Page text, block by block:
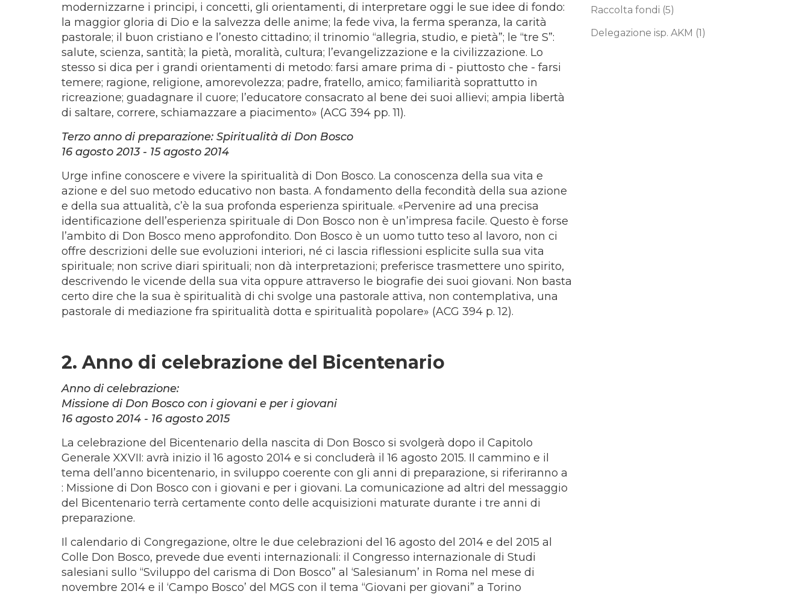
modernizzarne i principi, i concetti, gli orientamenti, di interpretare oggi le sue idee di fondo:
la maggior gloria di Dio e la salvezza delle anime; la fede viva, la ferma speranza, la carità
pastorale; il buon cristiano e l’onesto cittadino; il trinomio “allegria, studio, e pietà”; le “tre S”:
salute, scienza, santità; la pietà, moralità, cultura; l’evangelizzazione e la civilizzazione. Lo
stesso si dica per i grandi orientamenti di metodo: farsi amare prima di - piuttosto che - farsi
temere; ragione, religione, amorevolezza; padre, fratello, amico; familiarità soprattutto in
ricreazione; guadagnare il cuore; l’educatore consacrato al bene dei suoi allievi; ampia libertà
di saltare, correre, schiamazzare a piacimento» (ACG 394 pp. 11).
Terzo anno di preparazione: Spiritualità di Don Bosco
16 agosto 2013 - 15 agosto 2014
Urge infine conoscere e vivere la spiritualità di Don Bosco. La conoscenza della sua vita e
azione e del suo metodo educativo non basta. A fondamento della fecondità della sua azione
e della sua attualità, c’è la sua profonda esperienza spirituale. «Pervenire ad una precisa
identificazione dell’esperienza spirituale di Don Bosco non è un’impresa facile. Questo è forse
l’ambito di Don Bosco meno approfondito. Don Bosco è un uomo tutto teso al lavoro, non ci
offre descrizioni delle sue evoluzioni interiori, né ci lascia riflessioni esplicite sulla sua vita
spirituale; non scrive diari spirituali; non dà interpretazioni; preferisce trasmettere uno spirito,
descrivendo le vicende della sua vita oppure attraverso le biografie dei suoi giovani. Non basta
certo dire che la sua è spiritualità di chi svolge una pastorale attiva, non contemplativa, una
pastorale di mediazione fra spiritualità dotta e spiritualità popolare» (ACG 394 p. 12).
2. Anno di celebrazione del Bicentenario
Anno di celebrazione:
Missione di Don Bosco con i giovani e per i giovani
16 agosto 2014 - 16 agosto 2015
La celebrazione del Bicentenario della nascita di Don Bosco si svolgerà dopo il Capitolo
Generale XXVII: avrà inizio il 16 agosto 2014 e si concluderà il 16 agosto 2015. Il cammino e il
tema dell’anno bicentenario, in sviluppo coerente con gli anni di preparazione, si riferiranno a
: Missione di Don Bosco con i giovani e per i giovani. La comunicazione ad altri del messaggio
del Bicentenario terrà certamente conto delle acquisizioni maturate durante i tre anni di
preparazione.
Il calendario di Congregazione, oltre le due celebrazioni del 16 agosto del 2014 e del 2015 al
Colle Don Bosco, prevede due eventi internazionali: il Congresso internazionale di Studi
salesiani sullo “Sviluppo del carisma di Don Bosco” al ‘Salesianum’ in Roma nel mese di
novembre 2014 e il ‘Campo Bosco’ del MGS con il tema “Giovani per giovani” a Torino
Raccolta fondi (5)
Delegazione isp. AKM (1)